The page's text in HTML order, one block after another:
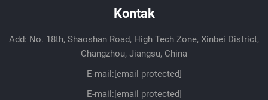
Kontak
Add: No. 18th, Shaoshan Road, High Tech Zone, Xinbei District,
Changzhou, Jiangsu, China
E-mail:[email protected]
E-mail:[email protected]